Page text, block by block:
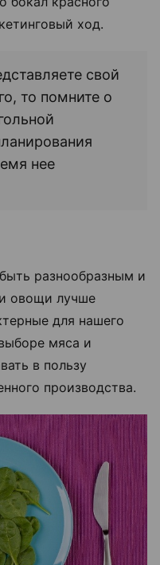
ход.
свой
то помните о
нее
разнообразным и
овощи лучше
для нашего
мяса и
в пользу
производства.